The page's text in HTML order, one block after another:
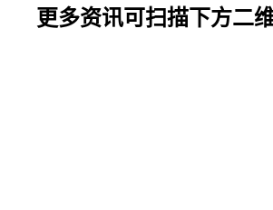
更多资讯可扫描下方二维